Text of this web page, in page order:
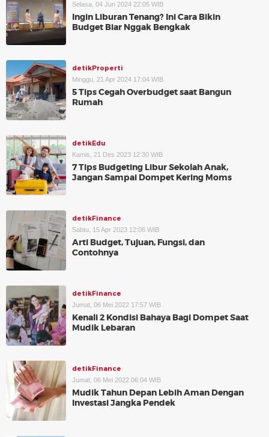
Selasa, 04 Jun 2024 22:05 WIB
Ingin Liburan Tenang? Ini Cara Bikin
Budget Biar Nggak Bengkak
detikProperti
Minggu, 21 Apr 2024 17:04 WIB
5 Tips Cegah Overbudget saat Bangun
Rumah
detikEdu
Kamis, 21 Des 2023 12:30 WIB
7 Tips Budgeting Libur Sekolah Anak,
Jangan Sampai Dompet Kering Moms
detikFinance
Sabtu, 15 Apr 2023 12:06 WIB
Arti Budget, Tujuan, Fungsi, dan
Contohnya
detikFinance
Jumat, 06 Mei 2022 17:57 WIB
Kenali 2 Kondisi Bahaya Bagi Dompet Saat
Mudik Lebaran
detikFinance
Jumat, 06 Mei 2022 06:04 WIB
Mudik Tahun Depan Lebih Aman Dengan
Investasi Jangka Pendek